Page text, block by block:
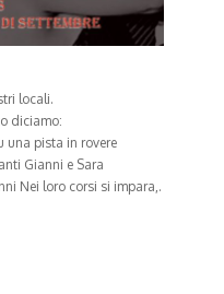
locali.
diciamo:
una pista in rovere
Gianni e Sara
Nei loro corsi si impara,.